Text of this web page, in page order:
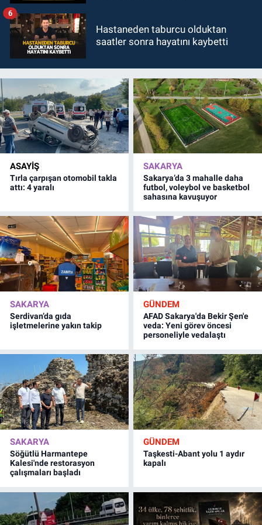
Hastaneden taburcu olduktan
saatler sonra hayatını kaybetti
6
ASAYİŞ
Tırla çarpışan otomobil takla
attı: 4 yaralı
SAKARYA
Sakarya’da 3 mahalle daha
futbol, voleybol ve basketbol
sahasına kavuşuyor
SAKARYA
Serdivan’da gıda
işletmelerine yakın takip
GÜNDEM
AFAD Sakarya'da Bekir Şen'e
veda: Yeni görev öncesi
personeliyle vedalaştı
SAKARYA
Söğütlü Harmantepe
Kalesi'nde restorasyon
çalışmaları başladı
GÜNDEM
Taşkesti-Abant yolu 1 aydır
kapalı